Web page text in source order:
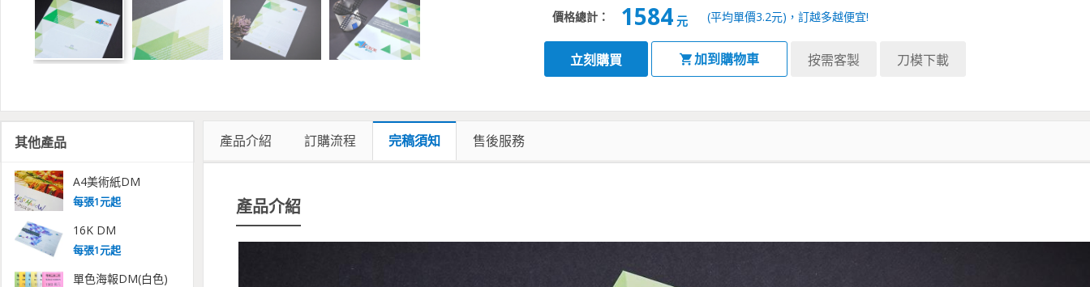
價格總計： 1584 元 (平均單價3.2元)，訂越多越便宜!
立刻購買 加到購物車 按需客製 刀模下載
其他產品
A4美術紙DM
每張1元起
16K DM
每張1元起
單色海報DM(白色)
產品介紹 訂購流程 完稿須知 售後服務
產品介紹